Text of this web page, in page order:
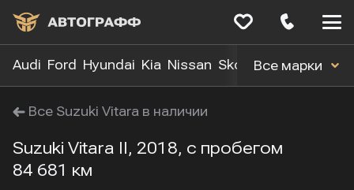
Audi Ford Hyundai Kia Nissan Skoda Toyota
Все марки
Все Suzuki Vitara в наличии
Suzuki Vitara II, 2018, с пробегом
84 681 км